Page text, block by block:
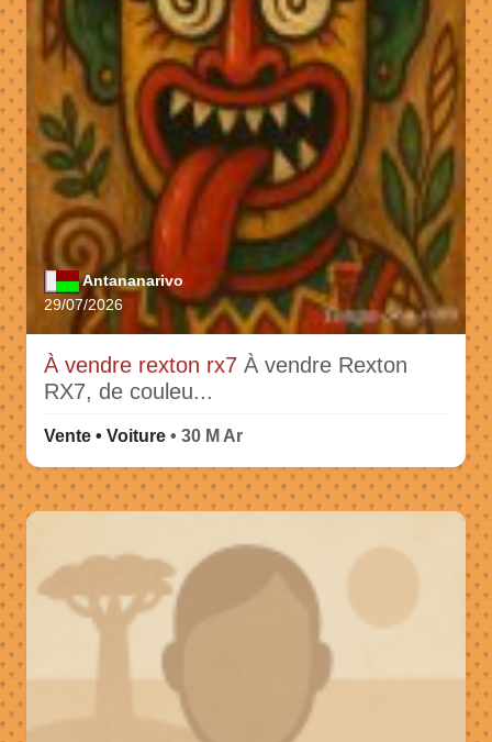
Antananarivo
29/07/2026
À vendre rexton rx7 À vendre Rexton
RX7, de couleu...
Vente • Voiture • 30 M Ar